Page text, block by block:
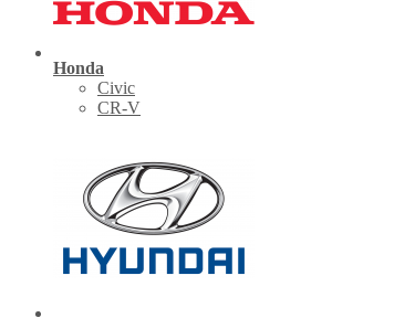
Honda
Civic
CR-V